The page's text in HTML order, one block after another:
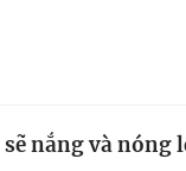
nắng và nóng